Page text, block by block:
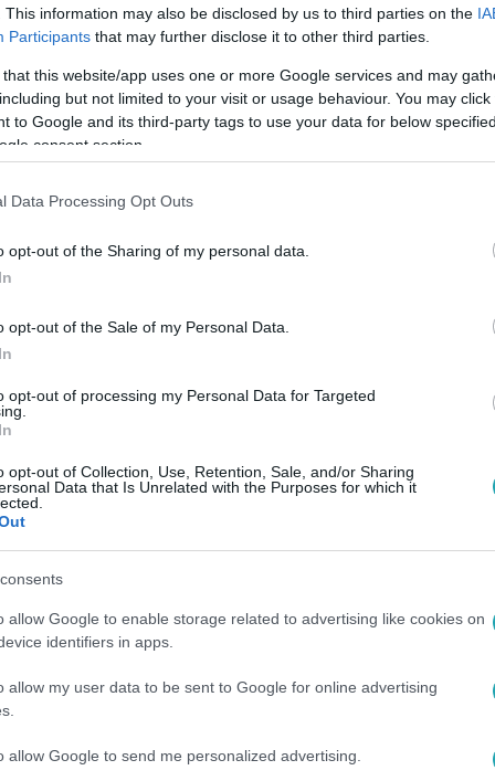
This information may also be disclosed by us to third parties on the
Participants that may further disclose it to other third parties.
that this website/app uses one or more Google services and may
but not limited to your visit or usage behaviour. You may
to Google and its third-party tags to use your data for below
consent section.
Data Processing Opt Outs
opt-out of the Sharing of my personal data.
opt-out of the Sale of my Personal Data.
opt-out of processing my Personal Data for Targeted
opt-out of Collection, Use, Retention, Sale, and/or Sharing
Data that Is Unrelated with the Purposes for which it
allow Google to enable storage related to advertising like cookies on
identifiers in apps.
allow my user data to be sent to Google for online advertising
allow Google to send me personalized advertising.
a legnagyobb slágereket egy
érkezett
Magyarországon a magyarul éneklő balinéz sofőr. Ngurah
5:00
zongorával járja a fesztiválokat
mégis guruló hangszerével járja az országot Vágó János.
performansza titkát.
a Meztelen Igazság a
ügyeit vizsgálja
belső világáról, Pierre Woodmanről és Roccóról is